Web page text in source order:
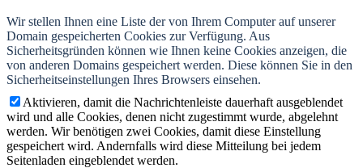
Wir stellen Ihnen eine Liste der von Ihrem Computer auf unserer
Domain gespeicherten Cookies zur Verfügung. Aus
Sicherheitsgründen können wie Ihnen keine Cookies anzeigen, die
von anderen Domains gespeichert werden. Diese können Sie in den
Sicherheitseinstellungen Ihres Browsers einsehen.
Aktivieren, damit die Nachrichtenleiste dauerhaft ausgeblendet
wird und alle Cookies, denen nicht zugestimmt wurde, abgelehnt
werden. Wir benötigen zwei Cookies, damit diese Einstellung
gespeichert wird. Andernfalls wird diese Mitteilung bei jedem
Seitenladen eingeblendet werden.